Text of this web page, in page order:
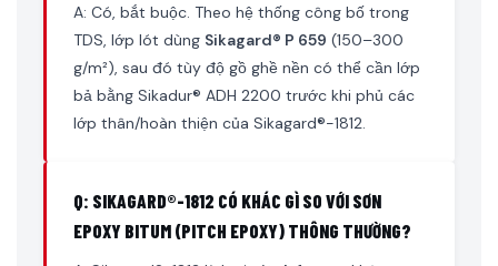
A: Có, bắt buộc. Theo hệ thống công bố trong
TDS, lớp lót dùng Sikagard® P 659 (150–300
g/m²), sau đó tùy độ gồ ghề nền có thể cần lớp
bả bằng Sikadur® ADH 2200 trước khi phủ các
lớp thân/hoàn thiện của Sikagard®-1812.
Q: SIKAGARD®-1812 CÓ KHÁC GÌ SO VỚI SƠN
EPOXY BITUM (PITCH EPOXY) THÔNG THƯỜNG?